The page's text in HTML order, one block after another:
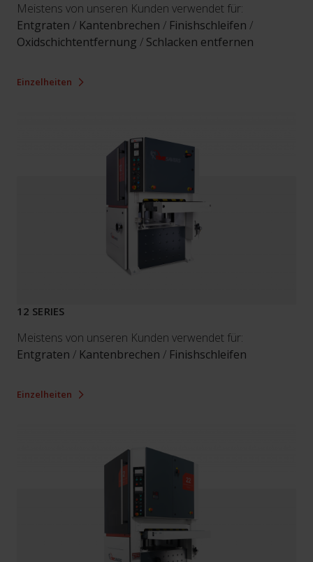
Meistens von unseren Kunden verwendet für:
Entgraten / Kantenbrechen / Finishschleifen /
Oxidschichtentfernung / Schlacken entfernen
Einzelheiten
12 SERIES
Meistens von unseren Kunden verwendet für:
Entgraten / Kantenbrechen / Finishschleifen
Einzelheiten